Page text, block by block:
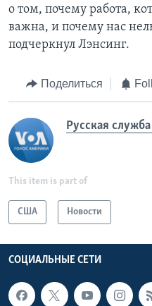
о том, почему работа,
важна, и почему нас
подчеркнул Лэнсинг.
Поделиться
Русская
This item is part of
США Новости
СОЦИАЛЬНЫЕ СЕТИ